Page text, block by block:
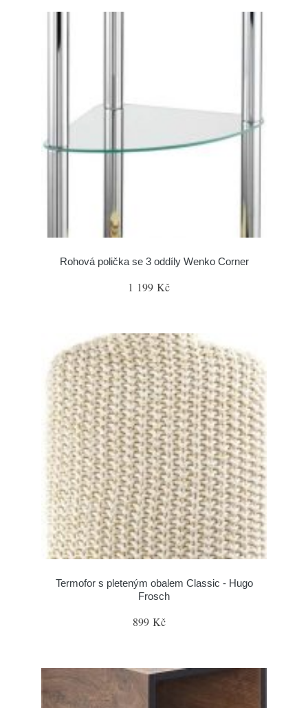
Rohová polička se 3 oddíly Wenko Corner
1 199 Kč
Termofor s pleteným obalem Classic - Hugo
Frosch
899 Kč